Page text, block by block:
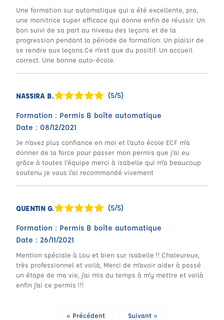
Une formation sur automatique qui a été excellente, pro,
une monitrice super efficace qui donne enfin de réussir. Un
bon suivi de sa part au niveau des leçons et de la
progression pendant la période de formation. Un plaisir de
se rendre aux leçons.Ce n’est que du positif. Un accueil
correct. Une bonne auto-école.
NASSIRA B. (5/5)
Formation : Permis B boîte automatique
Date : 08/12/2021
Je n’avez plus confiance en moi et l’auto école ECF m’a
donner de la force pour passer mon permis que j’ai eu
grâce à toutes l’équipe merci à Isabelle qui m’a beaucoup
soutenu je vous l’ai recommandé vivement
QUENTIN G. (5/5)
Formation : Permis B boîte automatique
Date : 26/11/2021
Mention spéciale à Lou et bien sur Isabelle !! Chaleureux,
très professionnel et voilà, Merci de m'avoir aider à passé
un étape de ma vie, j'ai mis du temps à m'y mettre et voilà
enfin j'ai ce permis !!!
« Précédent Suivant »